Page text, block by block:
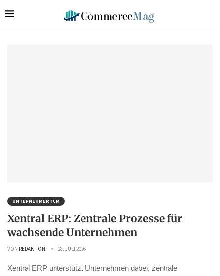
UNTERNEHMERTUM
Xentral ERP: Zentrale Prozesse für
wachsende Unternehmen
VON REDAKTION 28. JULI 2026
Xentral ERP unterstützt Unternehmen dabei, zentrale